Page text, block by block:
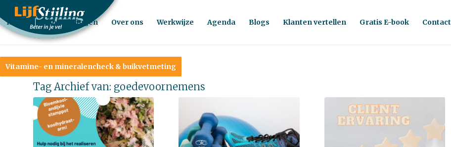
Home Behandelingen Over ons Werkwijze Agenda Blogs Klanten vertellen Gratis E-book Contact
Vitamine- en mineralencheck & buikvetmeting
Tag Archief van: goedevoornemens